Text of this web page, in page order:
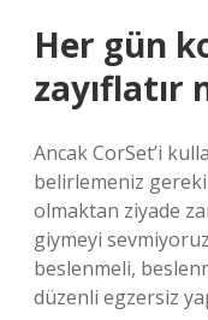
Her gün
zayıflatır
Ancak CorSet’i
belirlemeniz
olmaktan ziyade
giymeyi
beslenmeli,
düzenli egzersiz